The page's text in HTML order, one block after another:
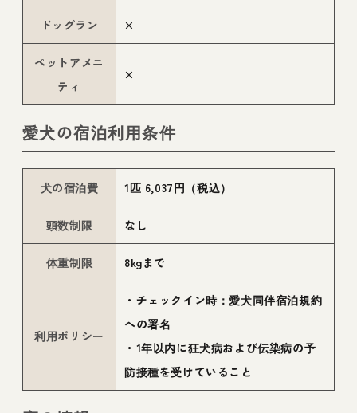
ドッグラン ×
ペットアメニ
ティ
×
愛犬の宿泊利用条件
犬の宿泊費 1匹 6,037円（税込）
頭数制限 なし
体重制限 8kgまで
利用ポリシー
・チェックイン時：愛犬同伴宿泊規約
への署名
・1年以内に狂犬病および伝染病の予
防接種を受けていること